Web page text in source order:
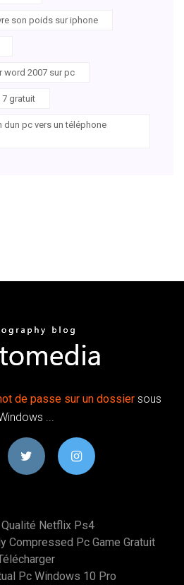
son poids sur iphone
word 2007 sur pc
gratuit
dun pc vers un téléphone
de passe sur un dossiersous
...
Qualité Netflix Ps4
Compressed Pc Game Gratuit
Pc Windows 10 Pro